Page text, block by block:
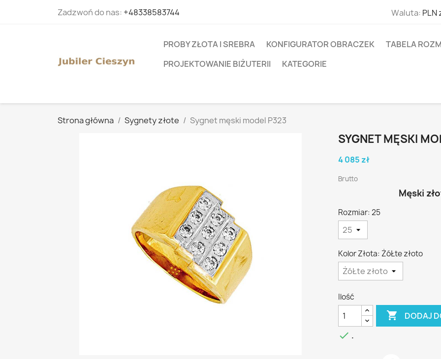
Zadzwoń do nas: +48338583744 Waluta: PLN
PROBY ZŁOTA I SREBRA KONFIGURATOR OBRACZEK
TABELA
PROJEKTOWANIE BIŻUTERII
KATEGORIE
Strona główna Sygnety złote Sygnet męski model P323
SYGNET MĘSKI
4 085 zł
Brutto
Męski
Rozmiar: 25
Kolor Złota: ŻóŁte złoto
Ilość
 DODAJ
 .